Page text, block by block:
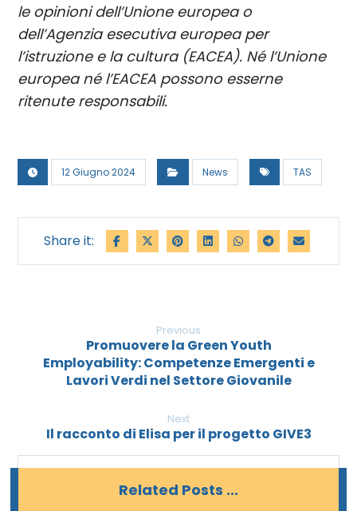
le opinioni dell’Unione europea o
dell’Agenzia esecutiva europea per
l’istruzione e la cultura (EACEA). Né l’Unione
europea né l’EACEA possono esserne
ritenute responsabili.
12 Giugno 2024 News TAS
Previous
Promuovere la Green Youth
Employability: Competenze Emergenti e
Lavori Verdi nel Settore Giovanile
Next
Il racconto di Elisa per il progetto GIVE3
Related Posts ...